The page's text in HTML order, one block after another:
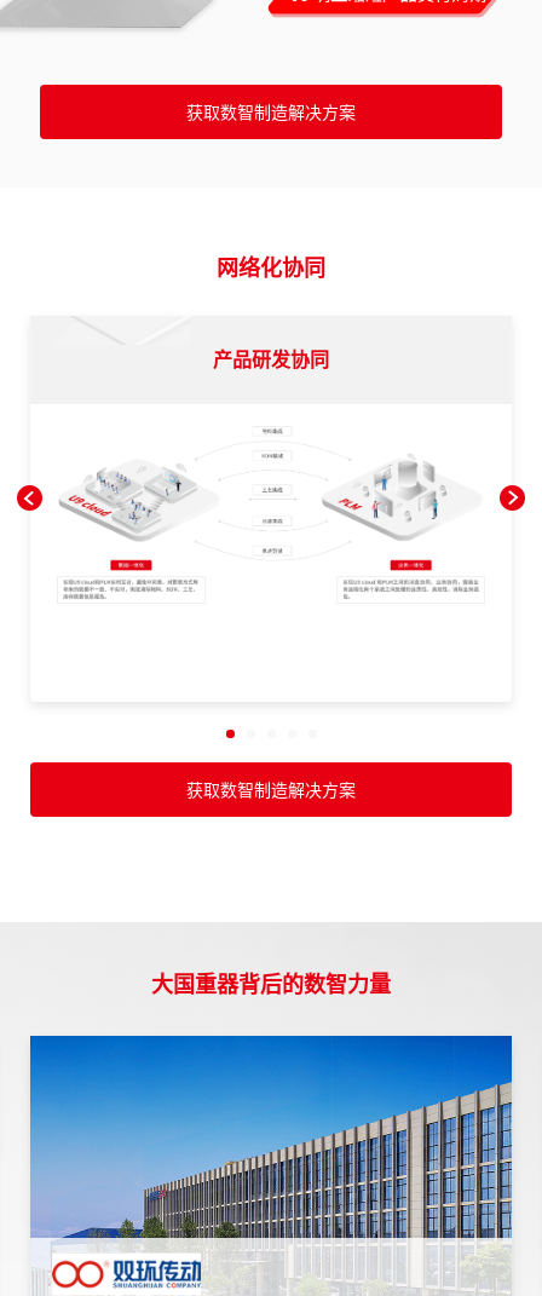
获取数智制造解决方案
网络化协同
产品研发协同
获取数智制造解决方案
大国重器背后的数智力量